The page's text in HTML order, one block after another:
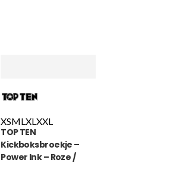
XSMLXLXXL
TOP TEN
Kickboksbroekje –
Power Ink – Roze /